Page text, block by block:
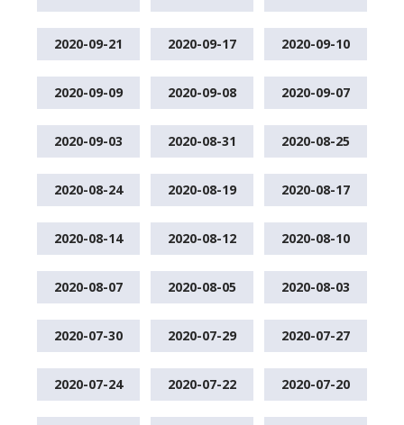
2020-09-21 2020-09-17 2020-09-10
2020-09-09 2020-09-08 2020-09-07
2020-09-03 2020-08-31 2020-08-25
2020-08-24 2020-08-19 2020-08-17
2020-08-14 2020-08-12 2020-08-10
2020-08-07 2020-08-05 2020-08-03
2020-07-30 2020-07-29 2020-07-27
2020-07-24 2020-07-22 2020-07-20